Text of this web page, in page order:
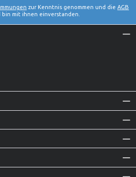
zur Kenntnis genommen und die AGB
bin mit ihnen einverstanden.